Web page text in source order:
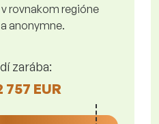
rovnakom regióne
anonymne.
zarába:
757 EUR